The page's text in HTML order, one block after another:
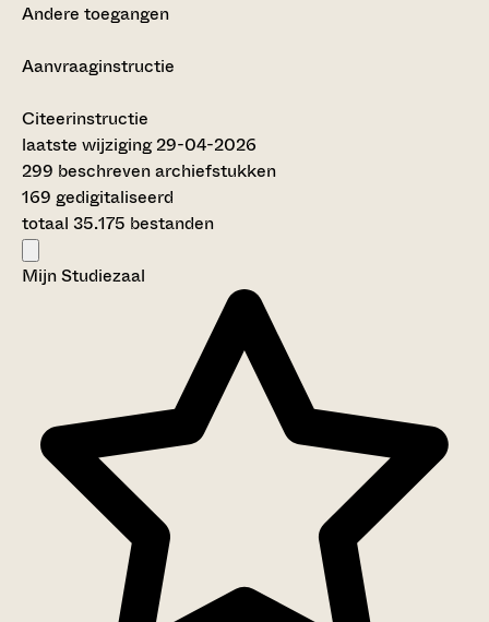
Andere toegangen
Aanvraaginstructie
Citeerinstructie
laatste wijziging 29-04-2026
299 beschreven archiefstukken
169 gedigitaliseerd
totaal 35.175 bestanden
Mijn Studiezaal